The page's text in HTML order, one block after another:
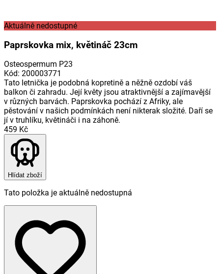
Aktuálně nedostupné
Paprskovka mix, květináč 23cm
Osteospermum P23
Kód: 200003771
Tato letnička je podobná kopretině a něžně ozdobí váš
balkon či zahradu. Její květy jsou atraktivnější a zajímavější
v různých barvách. Paprskovka pochází z Afriky, ale
pěstování v našich podmínkách není nikterak složité. Daří se
jí v truhlíku, květináči i na záhoně.
459 Kč
Hlídat zboží
Tato položka je aktuálně nedostupná